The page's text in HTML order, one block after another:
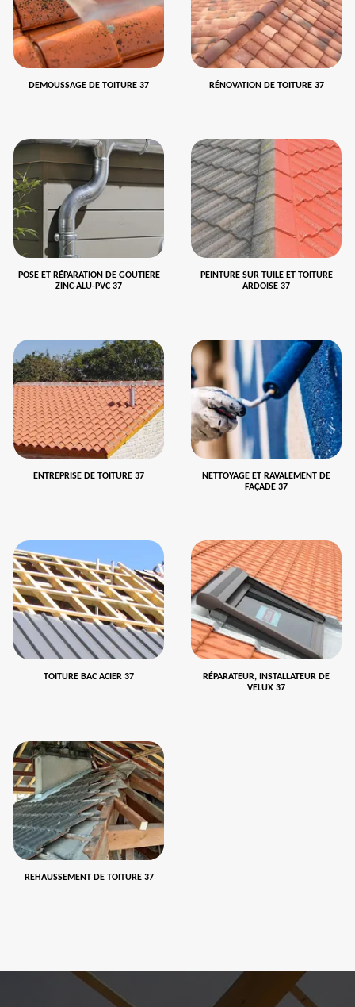
DEMOUSSAGE DE TOITURE 37 RÉNOVATION DE TOITURE 37
POSE ET RÉPARATION DE GOUTIERE
ZINC-ALU-PVC 37
PEINTURE SUR TUILE ET TOITURE
ARDOISE 37
ENTREPRISE DE TOITURE 37
NETTOYAGE ET RAVALEMENT DE
FAÇADE 37
TOITURE BAC ACIER 37
RÉPARATEUR, INSTALLATEUR DE
VELUX 37
REHAUSSEMENT DE TOITURE 37